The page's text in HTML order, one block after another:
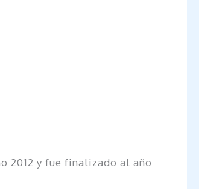
2012 y fue finalizado al año